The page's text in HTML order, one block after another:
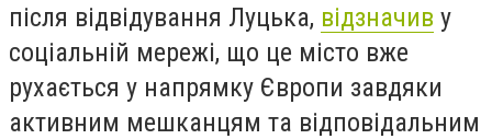
після відвідування Луцька, відзначив у
соціальній мережі, що це місто вже
рухається у напрямку Європи завдяки
активним мешканцям та відповідальним